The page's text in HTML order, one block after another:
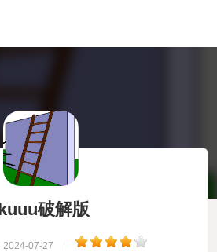
破解版
2024-07-27